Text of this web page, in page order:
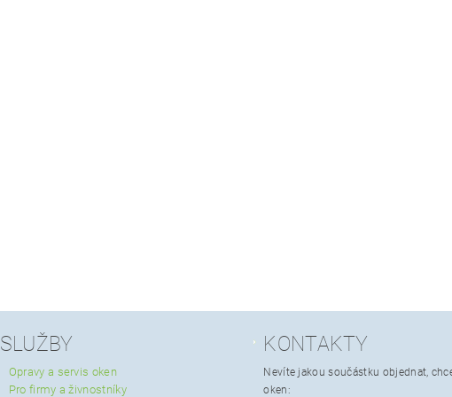
SLUŽBY
Opravy a servis oken
Pro firmy a živnostníky
KONTAKTY
Nevíte jakou součástku objednat,
oken: